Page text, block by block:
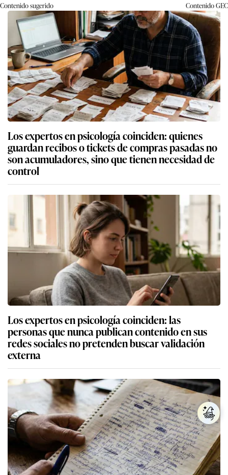
Contenido sugerido ContenidoGEC
Los expertos en psicología coinciden: quienes
guardan recibos o tickets de compras pasadas no
son acumuladores, sino que tienen necesidad de
control
Los expertos en psicología coinciden: las
personas que nunca publican contenido en sus
redes sociales no pretenden buscar validación
externa